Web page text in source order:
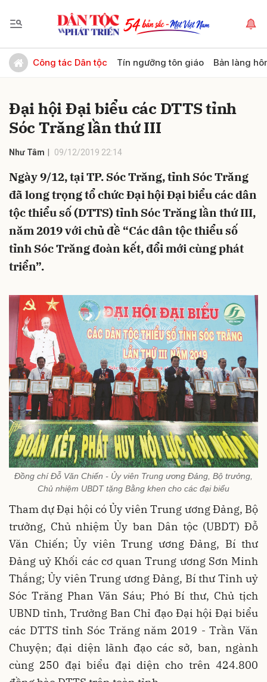
Công tác Dân tộc Tín ngưỡng tôn giáo Bản làng
Đại hội Đại biểu các DTTS tỉnh
Sóc Trăng lần thứ III
Như Tâm 09/12/2019 22:14
Ngày 9/12, tại TP. Sóc Trăng, tỉnh Sóc Trăng
đã long trọng tổ chức Đại hội Đại biểu các dân
tộc thiểu số (DTTS) tỉnh Sóc Trăng lần thứ III,
năm 2019 với chủ đề “Các dân tộc thiểu số
tỉnh Sóc Trăng đoàn kết, đổi mới cùng phát
triển”.
Đồng chí Đỗ Văn Chiến - Ủy viên Trung ương Đảng, Bộ trưởng,
Chủ nhiệm UBDT tặng Bằng khen cho các đại biểu
Tham dự Đại hội có Ủy viên Trung ương Đảng, Bộ
trưởng, Chủ nhiệm Ủy ban Dân tộc (UBDT) Đỗ
Văn Chiến; Ủy viên Trung ương Đảng, Bí thư
Đảng uỷ Khối các cơ quan Trung ương Sơn Minh
Thắng; Ủy viên Trung ương Đảng, Bí thư Tỉnh uỷ
Sóc Trăng Phan Văn Sáu; Phó Bí thư, Chủ tịch
UBND tỉnh, Trưởng Ban Chỉ đạo Đại hội Đại biểu
các DTTS tỉnh Sóc Trăng năm 2019 - Trần Văn
Chuyện; đại diện lãnh đạo các sở, ban, ngành
cùng 250 đại biểu đại diện cho trên 424.800
Gửi bình luận
Hủy Gửi